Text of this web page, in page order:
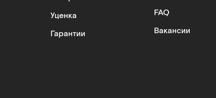
Уценка
Гарантии
FAQ
Вакансии